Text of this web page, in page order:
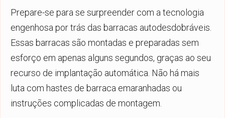
Prepare-se para se surpreender com a tecnologia
engenhosa por trás das barracas autodesdobráveis.
Essas barracas são montadas e preparadas sem
esforço em apenas alguns segundos, graças ao seu
recurso de implantação automática. Não há mais
luta com hastes de barraca emaranhadas ou
instruções complicadas de montagem.